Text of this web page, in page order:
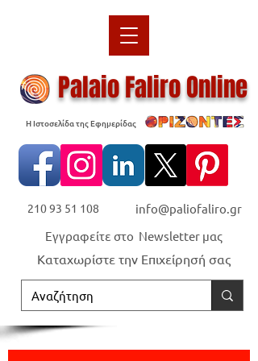
Palaio Faliro Online
Η Ιστοσελίδα της Εφημερίδας
210 93 51 108 info@paliofaliro.gr
Καταχωρίστε την Επιχείρησή σας
Εγγραφείτε στο Newsletter μας